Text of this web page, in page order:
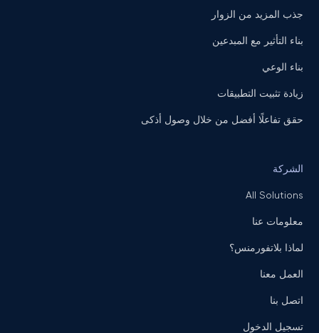
جذب المزيد من الزوار
بناء التأثير مع المبدعين
بناء الوعي
زيادة تثبيت التطبيقات
حقق تفاعلًا أفضل من خلال وصول أذكى
الشركة
All Solutions
معلومات عنا
لماذا بلاتفورمنس؟
العمل معنا
اتصل بنا
تسجيل الدخول